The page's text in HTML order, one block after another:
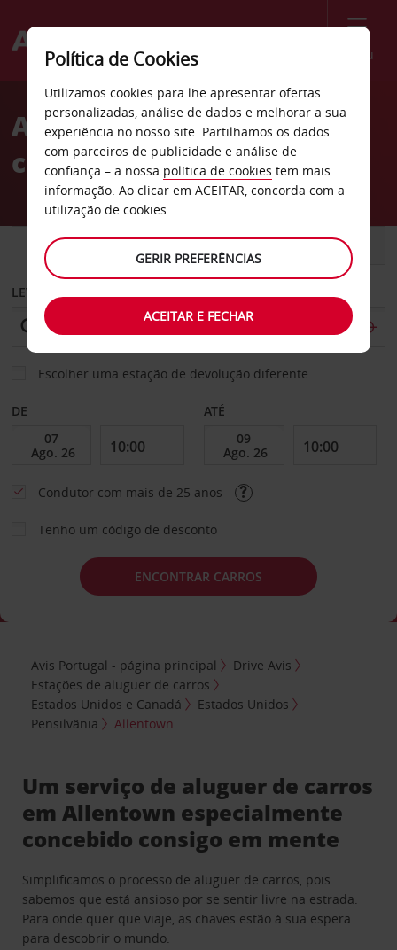
Menu
Welcome
AvisAluguer de
carros Allentown
CARRO COMERCIAIS
LEVANTAR EM
Escolher uma estação de devolução diferente
DE ATÉ
Condutor com mais de 25 anos
Tenho um código de desconto
ENCONTRAR CARROS
Avis Portugal - página principal
Drive Avis
Estações de aluguer de carros
Estados Unidos e Canadá
Estados Unidos
Pensilvânia
Allentown
Um serviço de aluguer de carros
em Allentown especialmente
concebido consigo em mente
Simplificamos o processo de aluguer de carros, pois
sabemos que está ansioso por se sentir livre na estrada.
Para onde quer que viaje, as chaves estão à sua espera
para descobrir o mundo.
Política de Cookies
Utilizamos cookies para lhe apresentar ofertas
personalizadas, análise de dados e melhorar a sua
experiência no nosso site. Partilhamos os dados
com parceiros de publicidade e análise de
confiança – a nossa política de cookies tem mais
informação. Ao clicar em ACEITAR, concorda com a
utilização de cookies.
GERIR PREFERÊNCIAS
ACEITAR E FECHAR